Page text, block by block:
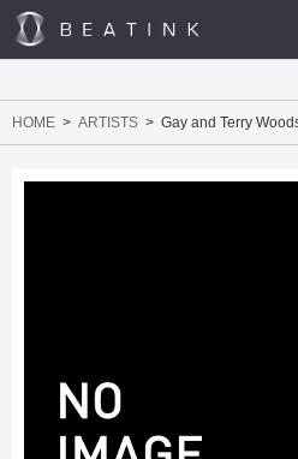
HOME ARTISTS Gay and Terry